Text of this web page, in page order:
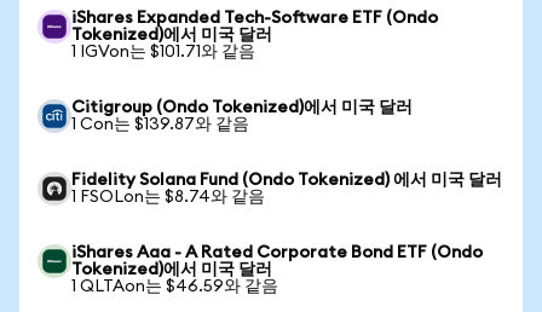
iShares Expanded Tech-Software ETF (Ondo
Tokenized)에서 미국 달러
1 IGVon는 $101.71와 같음
Citigroup (Ondo Tokenized)에서 미국 달러
1 Con는 $139.87와 같음
Fidelity Solana Fund (Ondo Tokenized) 에서 미국 달러
1 FSOLon는 $8.74와 같음
iShares Aaa - A Rated Corporate Bond ETF (Ondo
Tokenized)에서 미국 달러
1 QLTAon는 $46.59와 같음